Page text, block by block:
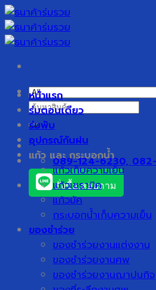
Skip
to
content
ค้นหา:
089-124-6230,
สั่งซื้อ,สอบถาม
หน้าแรก
ร่มตอนเดียว
ร่มพับ
อุปกรณ์กันฝน
แก้ว และ กระบอกน้ำ
แก้วเก็บความเย็น
แก้วเซรามิค
แก้วมัค
กระบอกน้ำเก็บความเย็น
ของชำร่วย
ของชำร่วยงานแต่งงาน
ของชำร่วยงานศพ
ของชำร่วยงานฌาปนกิจ